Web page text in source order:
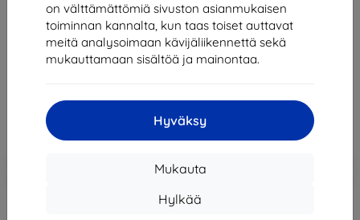
on välttämättömiä sivuston asianmukaisen
toiminnan kannalta, kun taas toiset auttavat
meitä analysoimaan kävijäliikennettä sekä
mukauttamaan sisältöä ja mainontaa.
Hyväksy
Mukauta
Hylkää
3mk 1UP Protective film for Cubot KingKong Star 2
Cubot KingKong Star 2
23,89 €
21,50 €
Hinta ilman ALV:tä
Alennus kupongilla